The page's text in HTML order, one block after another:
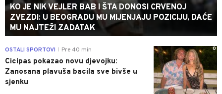
KO JE NIK VEJLER BAB I ŠTA DONOSI CRVENOJ
ZVEZDI: U BEOGRADU MU MIJENJAJU POZICIJU, DAĆE
MU NAJTEŽI ZADATAK
0
OSTALI SPORTOVI Pre 40 min
Cicipas pokazao novu djevojku:
Zanosana plavuša bacila sve bivše u
sjenku